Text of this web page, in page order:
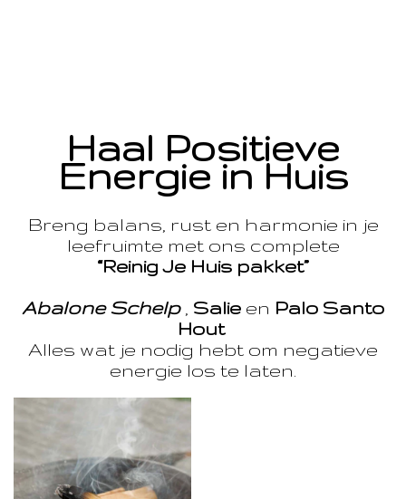
Haal Positieve
Energie in Huis
Breng balans, rust en harmonie in je
leefruimte met ons complete
“Reinig Je Huis pakket”
Abalone Schelp, Salie en Palo Santo
Hout
Alles wat je nodig hebt om negatieve
energie los te laten.